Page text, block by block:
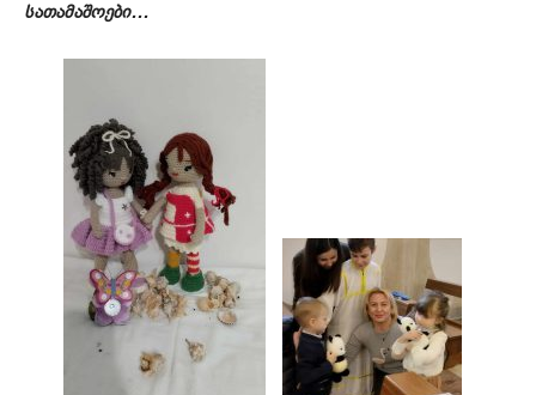
სათამაშოები…